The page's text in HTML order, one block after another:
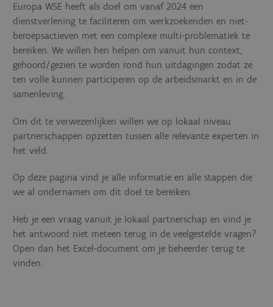
Europa WSE heeft als doel om vanaf 2024 een
dienstverlening te faciliteren om werkzoekenden en niet-
beroepsactieven met een complexe multi-problematiek te
bereiken. We willen hen helpen om vanuit hun context,
gehoord/gezien te worden rond hun uitdagingen zodat ze
ten volle kunnen participeren op de arbeidsmarkt en in de
samenleving.
Om dit te verwezenlijken willen we op lokaal niveau
partnerschappen opzetten tussen alle relevante experten in
het veld.
Op deze pagina vind je alle informatie en alle stappen die
we al ondernamen om dit doel te bereiken.
Heb je een vraag vanuit je lokaal partnerschap en vind je
het antwoord niet meteen terug in de veelgestelde vragen?
Open dan het Excel-document om je beheerder terug te
vinden.